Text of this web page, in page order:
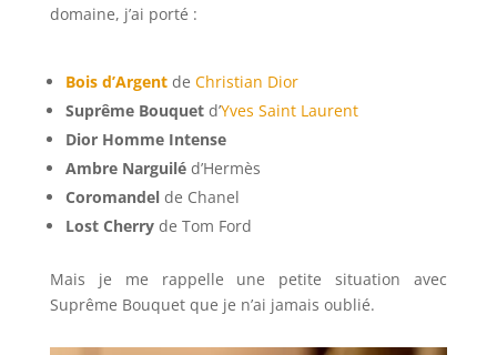
domaine, j’ai porté :
Bois d’Argent de Christian Dior
Suprême Bouquet d’Yves Saint Laurent
Dior Homme Intense
Ambre Narguilé d’Hermès
Coromandel de Chanel
Lost Cherry de Tom Ford
Mais je me rappelle une petite situation avec
Suprême Bouquet que je n’ai jamais oublié.